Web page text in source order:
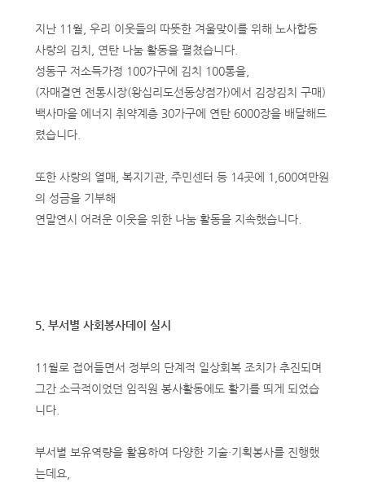
지난 11월, 우리 이웃들의 따뜻한 겨울맞이를 위해 노사합동
사랑의 김치, 연탄 나눔 활동을 펼쳤습니다.
성동구 저소득가정 100가구에 김치 100통을,
(자매결연 전통시장(왕십리도선동상점가)에서 김장김치 구매)
백사마을 에너지 취약계층 30가구에 연탄 6000장을 배달해드
렸습니다.
또한 사랑의 열매, 복지기관, 주민센터 등 14곳에 1,600여만원
의 성금을 기부해
연말연시 어려운 이웃을 위한 나눔 활동을 지속했습니다.
5. 부서별 사회봉사데이 실시
11월로 접어들면서 정부의 단계적 일상회복 조치가 추진되며
그간 소극적이었던 임직원 봉사활동에도 활기를 띄게 되었습
니다.
부서별 보유역량을 활용하여 다양한 기술·기획봉사를 진행했
는데요,